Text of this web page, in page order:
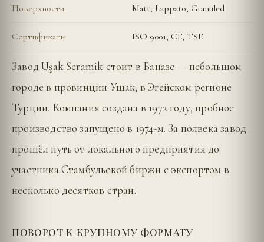
Поверхности Matt, Lappato, Granuled
Сертификаты ISO 9001, CE, TSE
Завод Uşak Seramik стоит в Баназе — небольшом
городе в провинции Ушак, в Эгейском регионе
Турции. Компания создана в 1972 году, пробное
производство запущено в 1974-м. За полвека завод
прошёл путь от локального предприятия до
участника Стамбульской биржи с экспортом в
несколько десятков стран.
ПОВОРОТ К КРУПНОМУ ФОРМАТУ